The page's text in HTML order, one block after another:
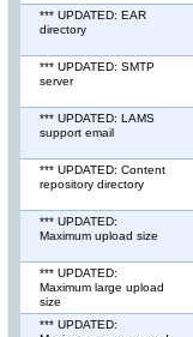
*** UPDATED: EAR
directory
*** UPDATED: SMTP
server
*** UPDATED: LAMS
support email
*** UPDATED: Content
repository directory
*** UPDATED:
Maximum upload size
*** UPDATED:
Maximum large upload
size
*** UPDATED: